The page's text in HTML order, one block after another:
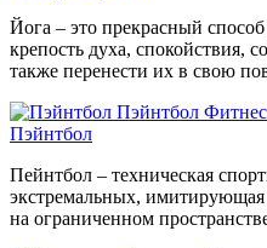
Йога – это прекрасный
крепость духа, спокойствия,
также перенести их в свою
Пэйнтбол Фитнес
Пэйнтбол
Пейнтбол – техническая
экстремальных,
на ограниченном